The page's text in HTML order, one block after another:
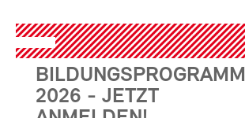
BILDUNGSPROGRAMM
2026 - JETZT